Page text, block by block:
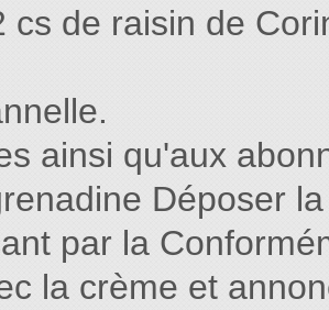
cs de raisin de
ainsi qu'aux
Déposer
par la
la crème et